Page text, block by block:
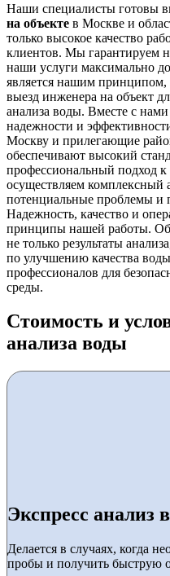
Наши специалисты готовы
на объекте в Москве и
только высокое качество
клиентов. Мы гарантируем
наши услуги максимально
является нашим
выезд инженера на объект
анализа воды. Вместе с
надежности и
Москву и прилегающие
обеспечивают высокий
профессиональный подход
осуществляем комплексный
потенциальные проблемы и
Надежность, качество и
принципы нашей работы.
не только результаты
по улучшению качества
профессионалов для
среды.
Стоимость и
анализа воды
Экспресс анализ
Делается в случаях, когда
пробы и получить быструю